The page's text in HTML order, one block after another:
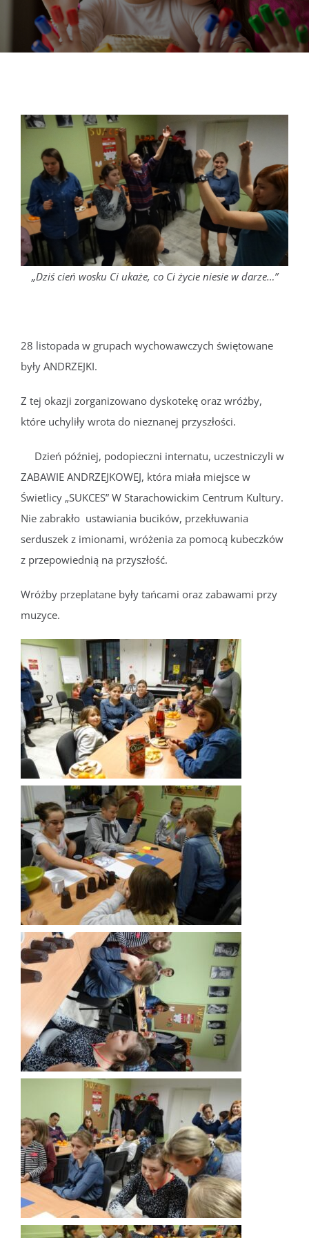
DOKUMENTY
PROJEKTY
WYKUS
KONTAKT
„Dziś cień wosku Ci ukaże, co Ci życie niesie w darze…”
28 listopada w grupach wychowawczych świętowane
były ANDRZEJKI.
Z tej okazji zorganizowano dyskotekę oraz wróżby,
które uchyliły wrota do nieznanej przyszłości.
Dzień później, podopieczni internatu, uczestniczyli w
ZABAWIE ANDRZEJKOWEJ, która miała miejsce w
Świetlicy „SUKCES” W Starachowickim Centrum Kultury.
Nie zabrakło ustawiania bucików, przekłuwania
serduszek z imionami, wróżenia za pomocą kubeczków
z przepowiednią na przyszłość.
Wróżby przeplatane były tańcami oraz zabawami przy
muzyce.